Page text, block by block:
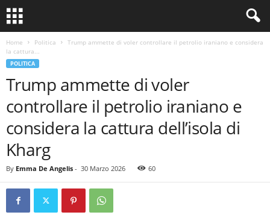
Home Politica
Trump ammette di voler controllare il petrolio iraniano e considera
la cattura...
POLITICA
Trump ammette di voler
controllare il petrolio iraniano e
considera la cattura dell’isola di
Kharg
By Emma De Angelis - 30 Marzo 2026 60